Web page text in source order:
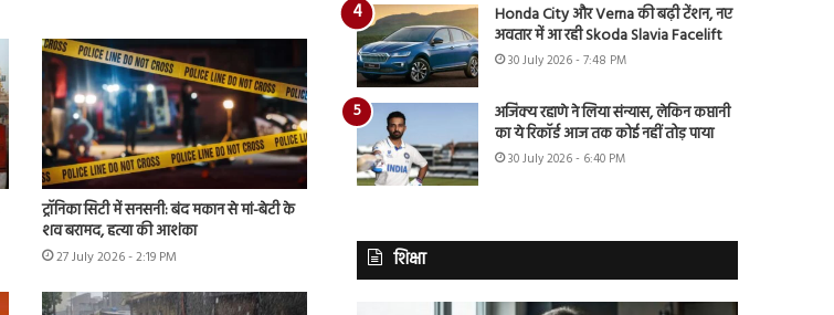
ट्रॉनिका सिटी में सनसनी: बंद मकान से मां-बेटी के
शव बरामद, हत्या की आशंका
27 July 2026 - 2:19 PM
Honda City और Verna की बढ़ी टेंशन, नए
अवतार में आ रही Skoda Slavia Facelift
30 July 2026 - 7:48 PM
अजिंक्य रहाणे ने लिया संन्यास, लेकिन कप्तानी
का ये रिकॉर्ड आज तक कोई नहीं तोड़ पाया
30 July 2026 - 6:40 PM
शिक्षा